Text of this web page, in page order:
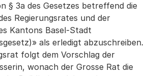
§ 3a des Gesetzes betreffend die
Regierungsrates und der
Kantons Basel-Stadt
als erledigt abzuschreiben.
folgt dem Vorschlag der
wonach der Grosse Rat die